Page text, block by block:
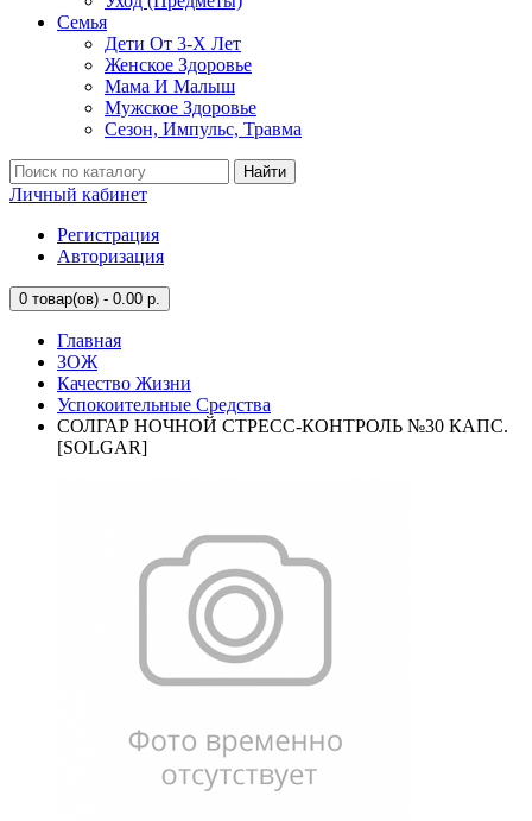
Семья
Дети От 3-Х Лет
Женское Здоровье
Мама И Малыш
Мужское Здоровье
Сезон, Импульс, Травма
Найти
Личный кабинет
Регистрация
Авторизация
0 товар(ов) - 0.00 р.
Главная
ЗОЖ
Качество Жизни
Успокоительные Средства
СОЛГАР НОЧНОЙ СТРЕСС-КОНТРОЛЬ №30 КАПС.
[SOLGAR]